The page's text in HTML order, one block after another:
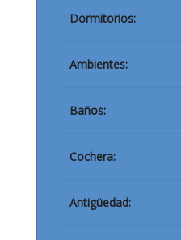
Dormitorios:
Ambientes:
Baños:
Cochera:
Antigüedad: